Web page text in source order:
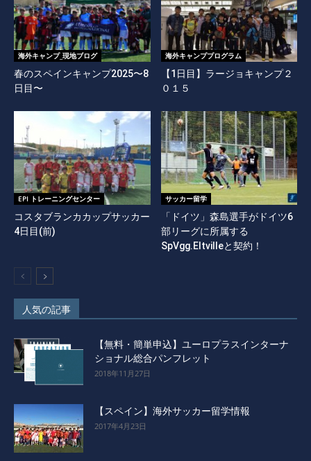
海外キャンプ_現地ブログ
春のスペインキャンプ2025〜8
日目〜
海外キャンププログラム
【1日目】ラージョキャンプ２
０１５
EPI トレーニングセンター
コスタブランカカップサッカー
4日目(前)
サッカー留学
「ドイツ」森島選手がドイツ6
部リーグに所属する
SpVgg.Eltvilleと契約！
人気の記事
【無料・簡単申込】ユーロプラスインターナ
ショナル総合パンフレット
2018年11月27日
【スペイン】海外サッカー留学情報
2017年4月23日